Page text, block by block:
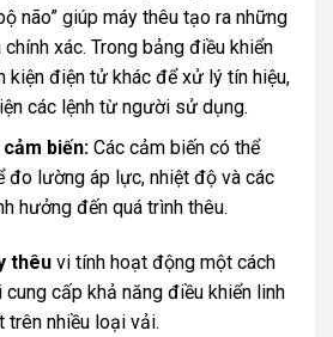
não” giúp máy thêu tạo ra những
xác. Trong bảng điều khiển
kiện điện tử khác để xử lý tín hiệu,
các lệnh từ người sử dụng.
biến:Các cảm biến có thể
đo lường áp lực, nhiệt độ và các
hưởng đến quá trình thêu.
thêu vi tính hoạt động một cách
cấp khả năng điều khiển linh
trên nhiều loại vải.